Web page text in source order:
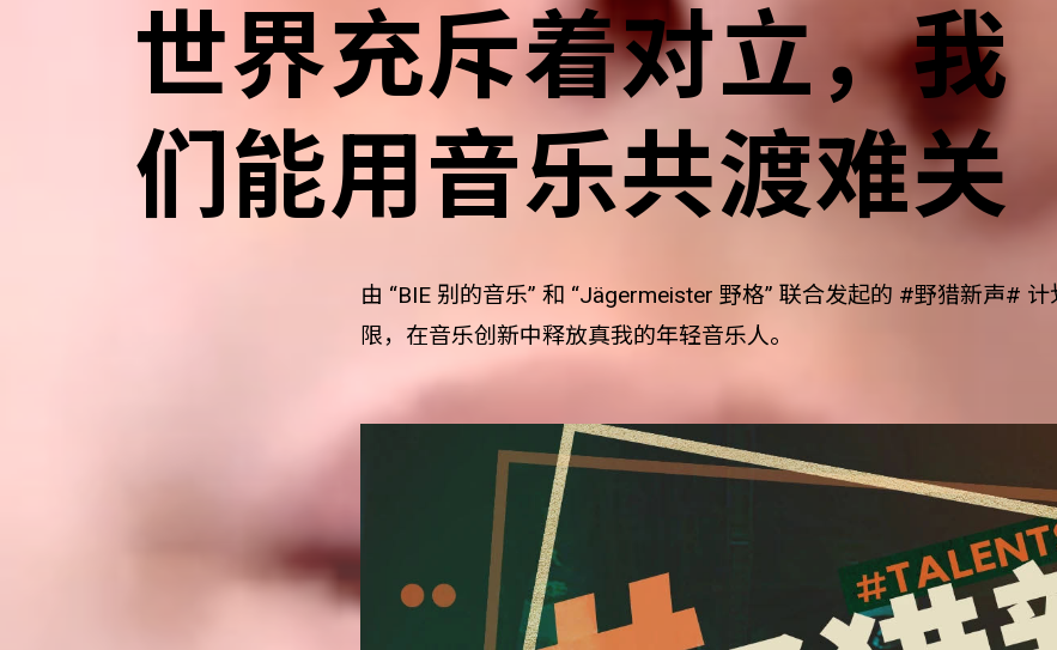
世界充斥着对立，我
们能用音乐共渡难关
由 “BIE 别的音乐” 和 “Jägermeister 野格” 联合发起的 #野猎新声#
限，在音乐创新中释放真我的年轻音乐人。